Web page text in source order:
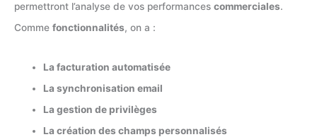
permettront l’analyse de vos performances commerciales.
Comme fonctionnalités, on a :
La facturation automatisée
La synchronisation email
La gestion de privilèges
La création des champs personnalisés